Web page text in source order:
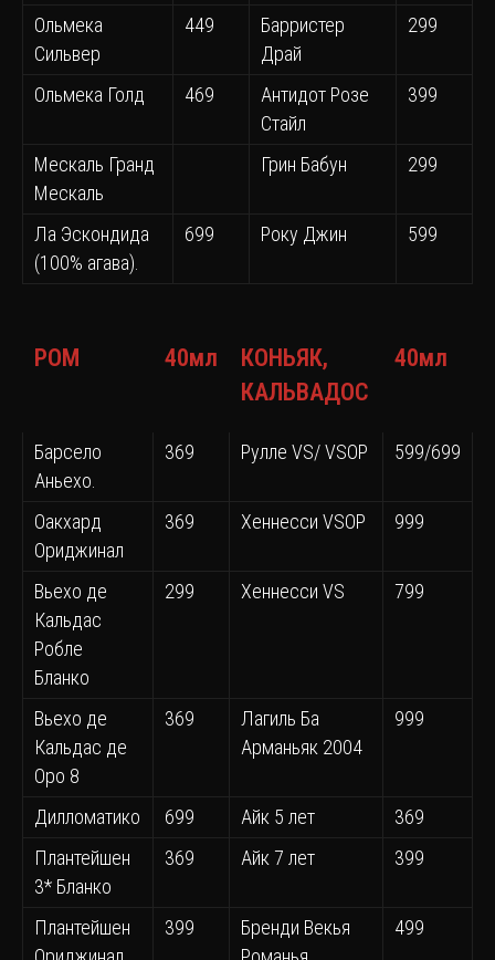
Ольмека
Сильвер
449
Барристер
Драй
299
Ольмека Голд 469
Антидот Розе
Стайл
399
Мескаль Гранд
Мескаль
Грин Бабун 299
Ла Эскондида
(100% агава).
699 Року Джин 599
РОМ 40мл
КОНЬЯК,
КАЛЬВАДОС
40мл
Барсело
Аньехо.
369 Рулле VS/ VSOP 599/699
Оакхард
Ориджинал
369 Хеннесси VSOP 999
Вьехо де
Кальдас
Робле
Бланко
299 Хеннесси VS 799
Вьехо де
Кальдас де
Оро 8
369
Лагиль Ба
Арманьяк 2004
999
Дилломатико 699 Айк 5 лет
369
Плантейшен
3* Бланко
369 Айк 7 лет 399
Плантейшен
399
Бренди Векья
499